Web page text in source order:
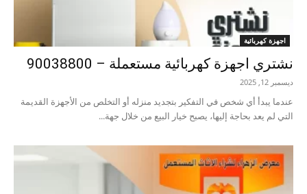
اجهزة كهربائية
نشتري اجهزة كهربائية مستعملة – 90038800
ديسمبر 12, 2025
عندما يبدأ أي شخص في التفكير بتجديد منزله أو التخلص من الأجهزة القديمة
التي لم يعد بحاجة إليها، يصبح خيار البيع من خلال جهة...